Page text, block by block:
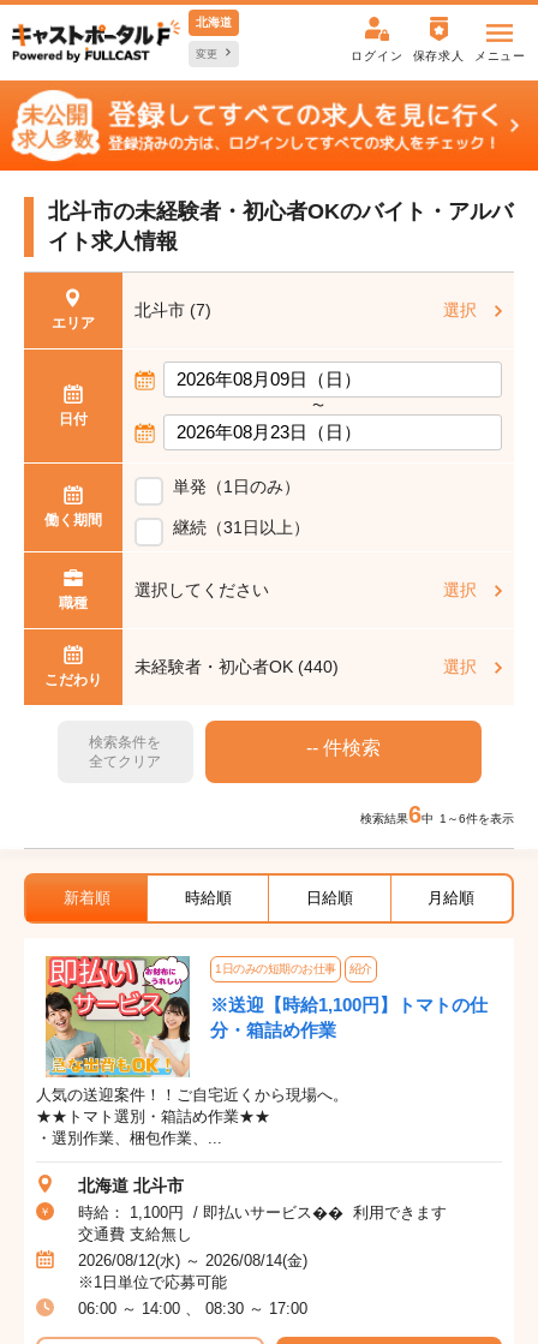
北海道
変更 ログイン 保存求人 メニュー
北斗市の未経験者・初心者OKのバイト・アルバ
イト求人情報
エリア
北斗市 (7) 選択
日付
〜
働く期間
単発（1日のみ）
継続（31日以上）
職種
選択してください 選択
こだわり
未経験者・初心者OK (440) 選択
検索条件を
全てクリア
検索結果6中 1～6件を表示
新着順 時給順 日給順 月給順
1日のみの短期のお仕事 紹介
※送迎【時給1,100円】トマトの仕
分・箱詰め作業
人気の送迎案件！！ご自宅近くから現場へ。
★★トマト選別・箱詰め作業★★
・選別作業、梱包作業、...
北海道 北斗市
時給： 1,100円 / 即払いサービス�� 利用できます
交通費 支給無し
2026/08/12(水) ～ 2026/08/14(金)
※1日単位で応募可能
06:00 ～ 14:00 、 08:30 ～ 17:00